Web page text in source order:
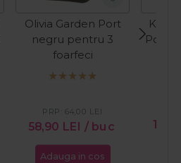
Olivia Garden Port
negru pentru 3
foarfeci
58,90 LEI / buc
PRP: 64,00 LEI
Adauga in cos
Port